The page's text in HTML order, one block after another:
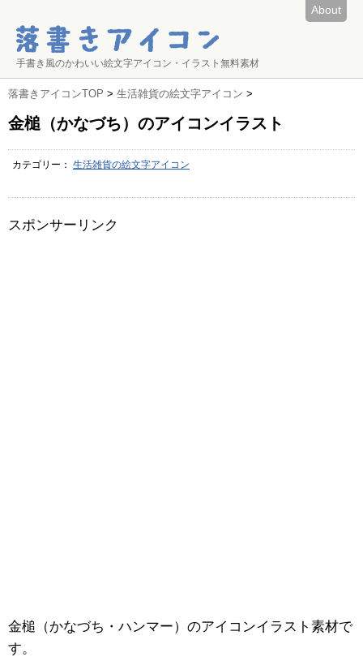
About
手書き風のかわいい絵文字アイコン・イラスト無料素材
落書きアイコンTOP > 生活雑貨の絵文字アイコン >
金槌（かなづち）のアイコンイラスト
カテゴリー： 生活雑貨の絵文字アイコン
スポンサーリンク
金槌（かなづち・ハンマー）のアイコンイラスト素材で
す。